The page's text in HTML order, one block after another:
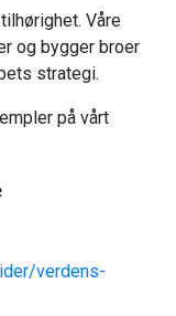
Våre
og bygger broer
strategi.
på vårt
verdens-